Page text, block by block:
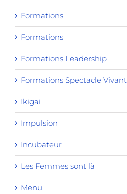
Formations
Formations
Formations Leadership
Formations Spectacle Vivant
Ikigai
Impulsion
Incubateur
Les Femmes sont là
Menu